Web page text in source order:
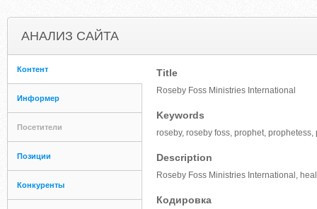
АНАЛИЗ САЙТА
Контент
Информер
Посетители
Позиции
Конкуренты
Title
Roseby Foss Ministries International
Keywords
roseby, roseby foss, prophet,
Description
Roseby Foss Ministries International,
Кодировка